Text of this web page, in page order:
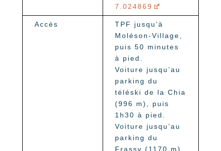
7.024869
Accès
TPF jusqu’à
Moléson-Village,
puis 50 minutes
à pied.
Voiture jusqu’au
parking du
téléski de la Chia
(996 m), puis
1h30 à pied.
Voiture jusqu’au
parking du
Frassy (1170 m),